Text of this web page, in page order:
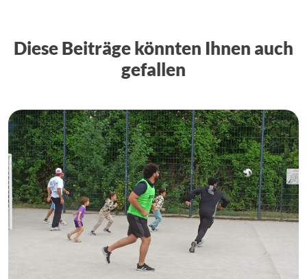
Diese Beiträge könnten Ihnen auch
gefallen